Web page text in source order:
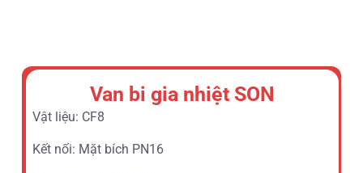
Van bi gia nhiệt SON
Vật liệu: CF8
Kết nối: Mặt bích PN16